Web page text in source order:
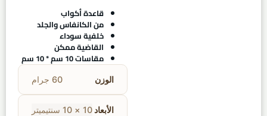
قاعدة أكواب
من الكانفاس والجلد
خلفية سوداء
القاضية ممكن
مقاسات 10 سم * 10 سم
الوزن 60 جرام
الأبعاد10 × 10 سنتيميتر